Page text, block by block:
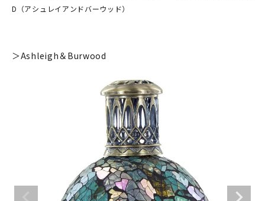
D（アシュレイアンドバーウッド）
＞Ashleigh＆Burwood